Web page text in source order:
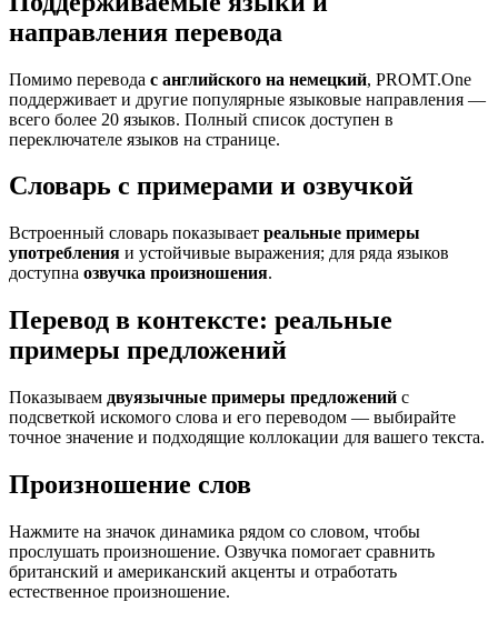
направления перевода
Помимо перевода с английского на немецкий, PROMT.One
поддерживает и другие популярные языковые направления —
всего более 20 языков. Полный список доступен в
переключателе языков на странице.
Словарь с примерами и озвучкой
Встроенный словарь показывает реальные примеры
употребления и устойчивые выражения; для ряда языков
доступна озвучка произношения.
Перевод в контексте: реальные
примеры предложений
Показываем двуязычные примеры предложений с
подсветкой искомого слова и его переводом — выбирайте
точное значение и подходящие коллокации для вашего текста.
Произношение слов
Нажмите на значок динамика рядом со словом, чтобы
прослушать произношение. Озвучка помогает сравнить
британский и американский акценты и отработать
естественное произношение.